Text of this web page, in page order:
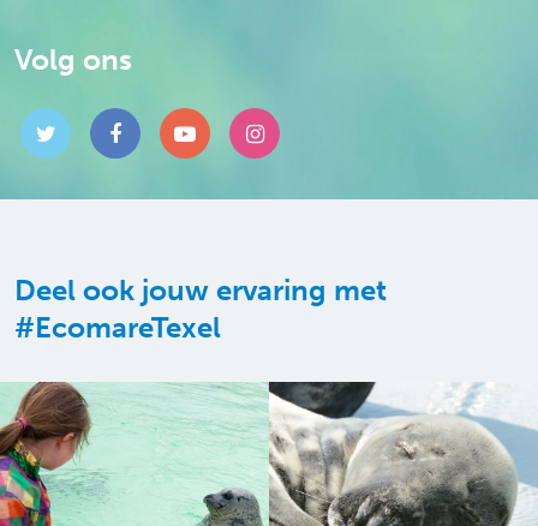
Volg ons
Deel ook jouw ervaring met
#EcomareTexel